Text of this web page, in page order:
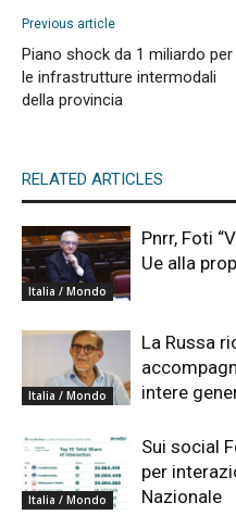
Previous article
Piano shock da 1 miliardo per
le infrastrutture intermodali
della provincia
RELATED ARTICLES
Italia / Mondo
Pnrr, Foti
Ue alla
Italia / Mondo
La Russa
intere
Italia / Mondo
Sui social
per
Nazionale